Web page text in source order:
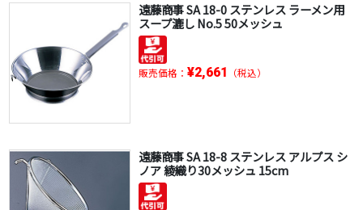
遠藤商事 SA 18-0 ステンレス ラーメン用
スープ漉し No.5 50メッシュ
販売価格： ¥2,661 （税込）
遠藤商事 SA 18-8 ステンレス アルプス シ
ノア 綾織り30メッシュ 15cm